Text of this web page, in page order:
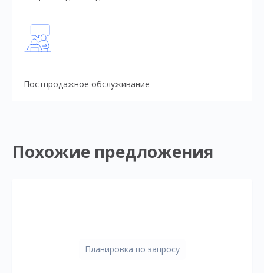
Постпродажное обслуживание
Похожие предложения
Планировка по запросу